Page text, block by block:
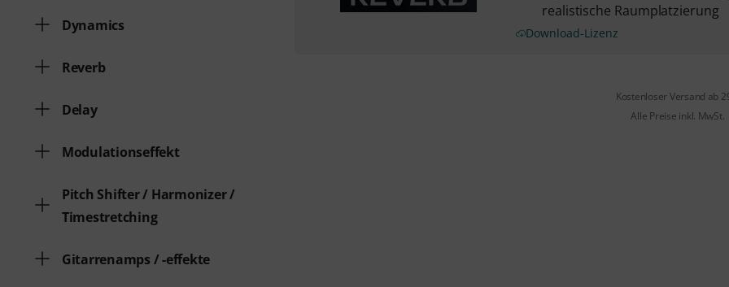
Dynamics
Reverb
Delay
Modulationseffekt
Pitch Shifter / Harmonizer /
Timestretching
Gitarrenamps / -effekte
realistische Raumplatzierung
Download-Lizenz
Kostenloser Versand ab
Alle Preise inkl. MwSt.